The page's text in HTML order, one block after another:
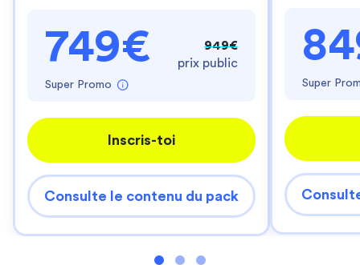
749€
Super Promo
949€
prix public
Inscris-toi
Consulte le contenu du pack
Super